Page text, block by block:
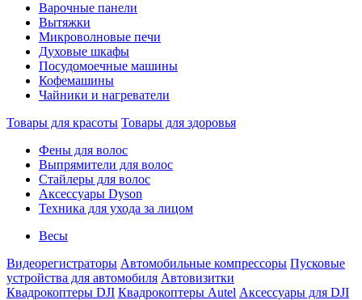
Варочные панели
Вытяжки
Микроволновые печи
Духовые шкафы
Посудомоечные машины
Кофемашины
Чайники и нагреватели
Товары для красоты Товары для здоровья
Фены для волос
Выпрямители для волос
Стайлеры для волос
Аксессуары Dyson
Техника для ухода за лицом
Весы
Видеорегистраторы Автомобильные компрессоры Пусковые
устройства для автомобиля Автовизитки
Квадрокоптеры DJI Квадрокоптеры Autel Аксессуары для DJI